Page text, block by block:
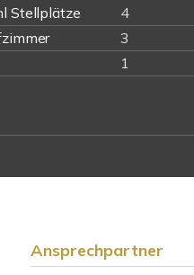
Stellplätze
4
3
1
Ansprechpartner